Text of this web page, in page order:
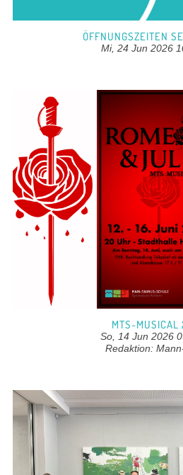
ÖFFNUNGSZEITEN
Mi, 24 Jun 2026
MTS-MUSICAL
So, 14 Jun 2026
Redaktion: